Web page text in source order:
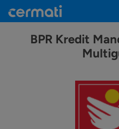
BPR Kredit